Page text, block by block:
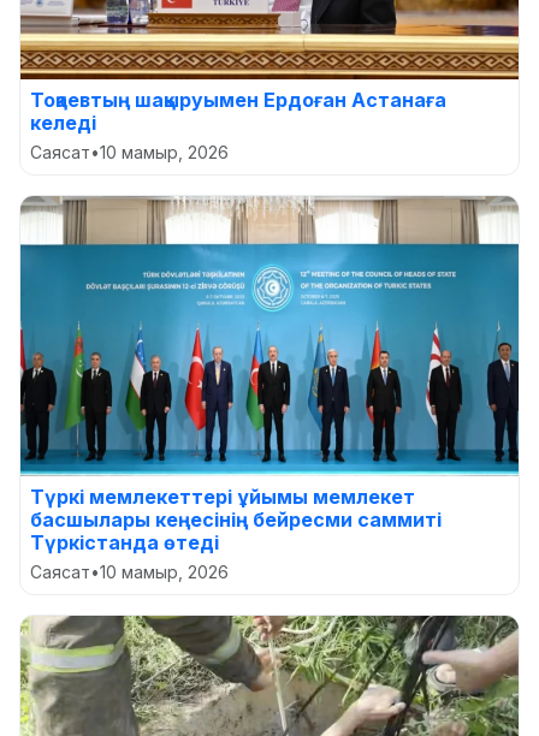
Тоқаевтың шақыруымен Ердоған Астанаға
келеді
Саясат•10 мамыр, 2026
Түркі мемлекеттері ұйымы мемлекет
басшылары кеңесінің бейресми саммиті
Түркістанда өтеді
Саясат•10 мамыр, 2026